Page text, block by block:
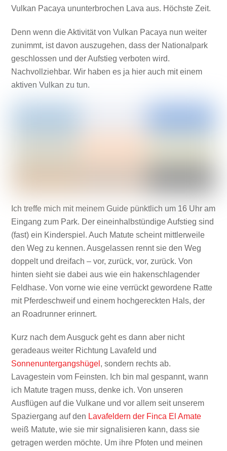
Vulkan Pacaya ununterbrochen Lava aus. Höchste Zeit.
Denn wenn die Aktivität von Vulkan Pacaya nun weiter
zunimmt, ist davon auszugehen, dass der Nationalpark
geschlossen und der Aufstieg verboten wird.
Nachvollziehbar. Wir haben es ja hier auch mit einem
aktiven Vulkan zu tun.
Ich treffe mich mit meinem Guide pünktlich um 16 Uhr am
Eingang zum Park. Der eineinhalbstündige Aufstieg sind
(fast) ein Kinderspiel. Auch Matute scheint mittlerweile
den Weg zu kennen. Ausgelassen rennt sie den Weg
doppelt und dreifach – vor, zurück, vor, zurück. Von
hinten sieht sie dabei aus wie ein hakenschlagender
Feldhase. Von vorne wie eine verrückt gewordene Ratte
mit Pferdeschweif und einem hochgereckten Hals, der
an Roadrunner erinnert.
Kurz nach dem Ausguck geht es dann aber nicht
geradeaus weiter Richtung Lavafeld und
Sonnenuntergangshügel , sondern rechts ab.
Lavagestein vom Feinsten. Ich bin mal gespannt, wann
ich Matute tragen muss, denke ich. Von unseren
Ausflügen auf die Vulkane und vor allem seit unserem
Spaziergang auf den Lavafeldern der Finca El Amate
weiß Matute, wie sie mir signalisieren kann, dass sie
getragen werden möchte. Um ihre Pfoten und meinen